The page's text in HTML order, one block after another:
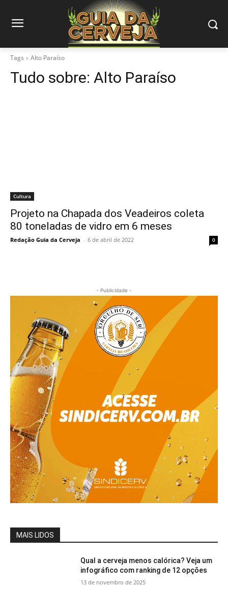
Tags Alto Paraíso
Tudo sobre: Alto Paraíso
Cultura
Projeto na Chapada dos Veadeiros coleta
80 toneladas de vidro em 6 meses
Redação Guia da Cerveja - 6 de abril de 2022 0
- Publicidade -
MAIS LIDOS
Qual a cerveja menos calórica? Veja um
infográfico com ranking de 12 opções
13 de novembro de 2025